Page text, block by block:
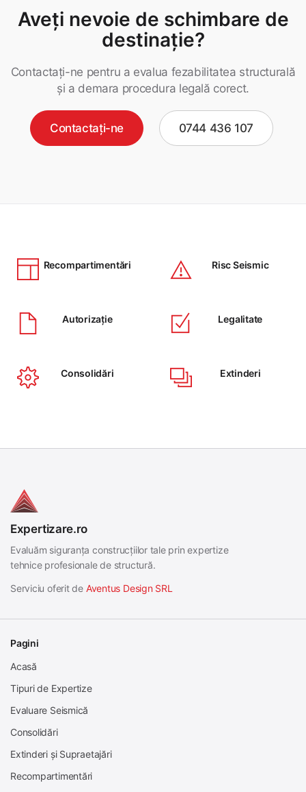
Aveți nevoie de schimbare de
destinație?
Contactați-ne pentru a evalua fezabilitatea structurală
și a demara procedura legală corect.
Contactați-ne 0744 436 107
Recompartimentări Risc Seismic
Autorizație Legalitate
Consolidări Extinderi
Expertizare.ro
Evaluăm siguranța construcțiilor tale prin expertize
tehnice profesionale de structură.
Serviciu oferit de Aventus Design SRL
Pagini
Acasă
Tipuri de Expertize
Evaluare Seismică
Consolidări
Extinderi și Supraetajări
Recompartimentări